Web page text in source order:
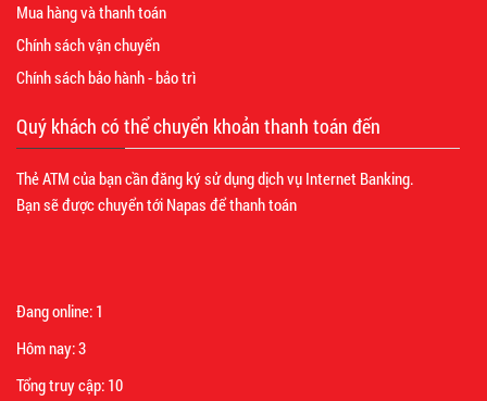
Mua hàng và thanh toán
Chính sách vận chuyển
Chính sách bảo hành - bảo trì
Quý khách có thể chuyển khoản thanh toán đến
Thẻ ATM của bạn cần đăng ký sử dụng dịch vụ Internet Banking.
Bạn sẽ được chuyển tới Napas để thanh toán
Đang online: 1
Hôm nay:3
Tổng truy cập: 10